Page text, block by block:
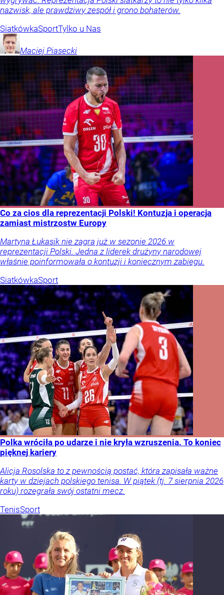
nazwisk, ale prawdziwy zespół i grono bohaterów.
SiatkówkaSportTylko u Nas
Maciej Piasecki
Co za cios dla reprezentacji Polski! Kontuzja i operacja
zamiast mistrzostw Europy
Martyna Łukasik nie zagra już w sezonie 2026 w
reprezentacji Polski. Jedna z liderek drużyny narodowej
właśnie poinformowała o kontuzji i koniecznym zabiegu.
SiatkówkaSport
Polka wróciła po udarze i nie kryła wzruszenia. To koniec
pięknej kariery
Alicja Rosolska to z pewnością postać, która zapisała ważne
karty w dziejach polskiego tenisa. W piątek (tj. 7 sierpnia 2026
roku) rozegrała swój ostatni mecz.
TenisSport